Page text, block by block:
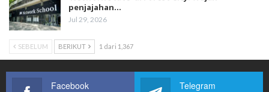
penjajahan…
Jul 29, 2026
SEBELUM BERIKUT 1 dari 1,367
Facebook Telegram